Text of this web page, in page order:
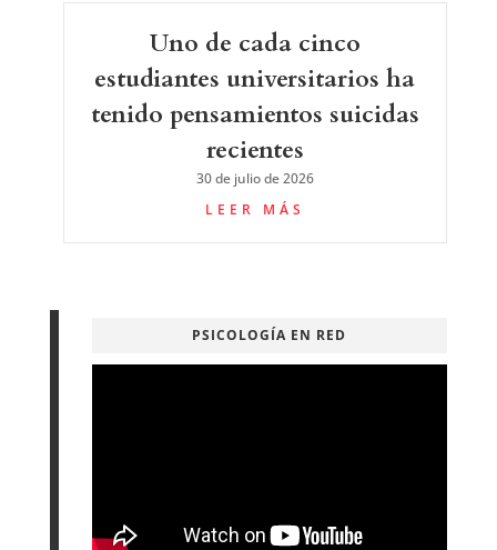
Uno de cada cinco
estudiantes universitarios ha
tenido pensamientos suicidas
recientes
30 de julio de 2026
LEER MÁS
PSICOLOGÍA EN RED